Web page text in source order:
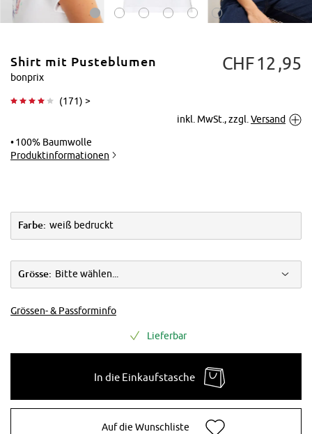
Tippen zum
Shirt mit Pusteblumen
bonprix
(171) >
CHF12 95
inkl. MwSt., zzgl. Versand
100% Baumwolle
Produktinformationen
Farbe: weiß bedruckt
Grösse: Bitte wählen...
Grössen- & Passforminfo
Lieferbar
In die Einkaufstasche
Auf die Wunschliste